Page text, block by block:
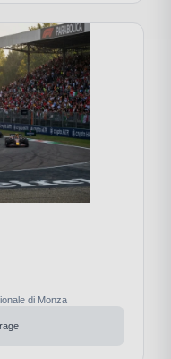
di Monza